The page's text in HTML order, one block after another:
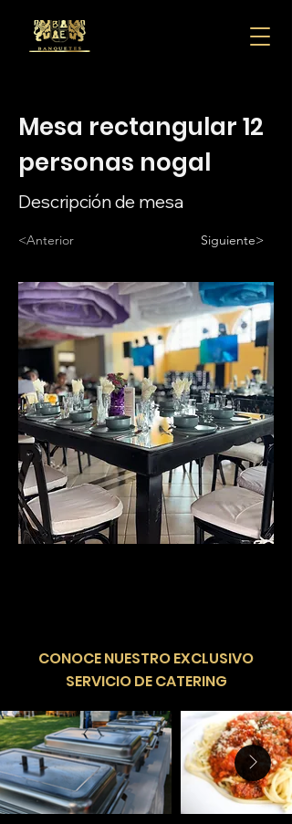
Mesa rectangular 12
personas nogal
Descripción de mesa
<Anterior Siguiente>
​CONOCE NUESTRO EXCLUSIVO
SERVICIO DE CATERING